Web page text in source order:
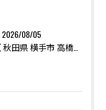
2026/08/05
【 秋田県 横手市 高橋自工 】 10万キロ超えても、まだま...